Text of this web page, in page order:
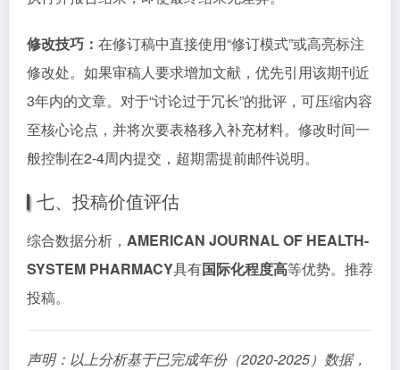
修改技巧： 在修订稿中直接使用“修订模式”或高亮标注
修改处。如果审稿人要求增加文献，优先引用该期刊近
3年内的文章。对于“讨论过于冗长”的批评，可压缩内容
至核心论点，并将次要表格移入补充材料。修改时间一
般控制在2-4周内提交，超期需提前邮件说明。
七、投稿价值评估
综合数据分析， AMERICAN JOURNAL OF HEALTH-
SYSTEM PHARMACY具有国际化程度高等优势。推荐
投稿。
声明：以上分析基于已完成年份（2020-2025）数据，